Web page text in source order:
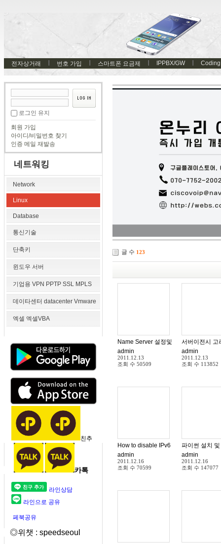
전자상거래 번호 가입 스마트폰 요금제 IPPBX/GW Coding
로그인 유지
회원 가입
아이디/비밀번호 찾기
인증 메일 재발송
네트워킹
Network
Linux
Database
통신기술
단축키
윈도우 서버
기업용 VPN PPTP SSL MPLS
데이타센터 datacenter Vmware
엑셀 엑셀VBA
친추
카톡
라인상담
라인으로 공유
페북공유
◎위챗 : speedseoul
글 수 123
Name Server 설정및 이해
admin
2011.12.13
조회 수 50509
서버이전시 고
admin
2011.12.13
조회 수 113852
How to disable IPv6 in Debian , 리눅
admin
2011.12.16
조회 수 70599
파이썬 설치
admin
2011.12.16
조회 수 147077